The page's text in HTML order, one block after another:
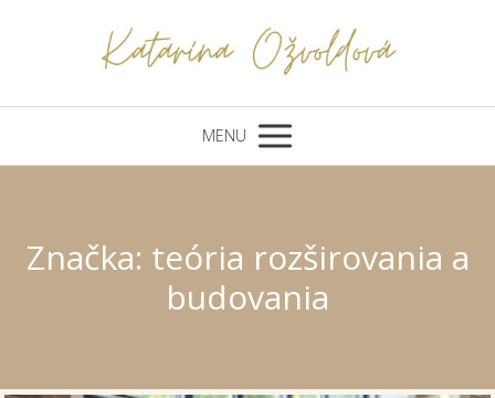
MENU
Značka: teória rozširovania a
budovania